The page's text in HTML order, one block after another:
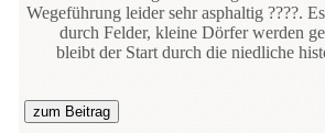
Wegeführung leider sehr asphaltig ????.
durch Felder, kleine Dörfer werden
bleibt der Start durch die niedliche
zum Beitrag